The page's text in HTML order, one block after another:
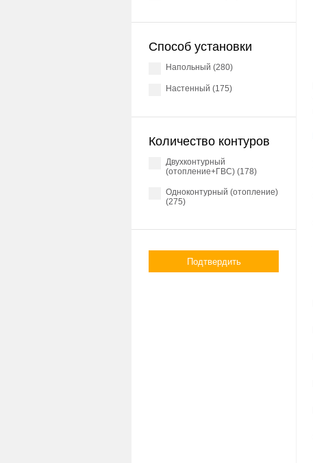
Способ установки
напольный (280)
настенный (175)
Количество контуров
Двухконтурный
(отопление+ГВС) (178)
Одноконтурный (отопление)
(275)
Подтвердить